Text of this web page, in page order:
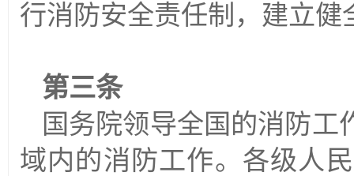
行消防安全责任制，建立
第三条
国务院领导全国的消防
域内的消防工作。各级人